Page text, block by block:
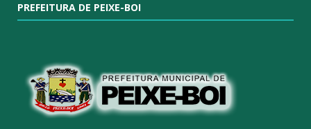
PREFEITURA DE PEIXE-BOI